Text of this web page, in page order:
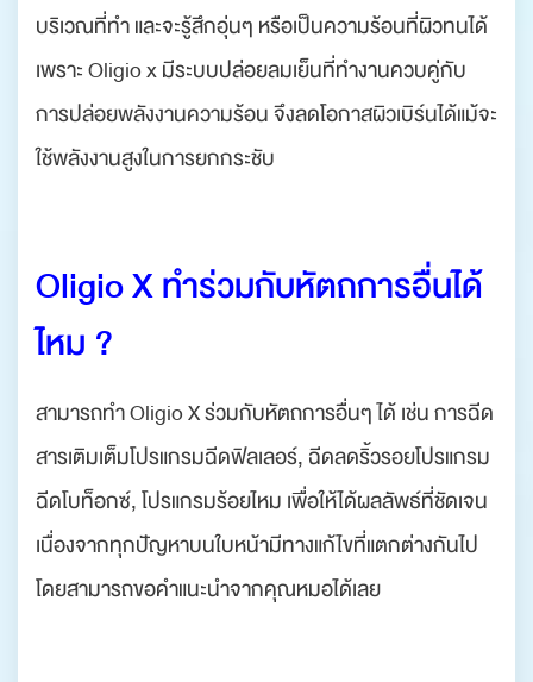
บริเวณที่ทำ และจะรู้สึกอุ่นๆ หรือเป็นความร้อนที่ผิวทนได้
เพราะOligio x มีระบบปล่อยลมเย็นที่ทำงานควบคู่กับ
การปล่อยพลังงานความร้อน จึงลดโอกาสผิวเบิร์นได้แม้จะ
ใช้พลังงานสูงในการยกกระชับ
Oligio X ทำร่วมกับหัตถการอื่นได้
ไหม ?
สามารถทำ Oligio X ร่วมกับหัตถการอื่นๆ ได้ เช่น การฉีด
สารเติมเต็มโปรแกรมฉีดฟิลเลอร์, ฉีดลดริ้วรอยโปรแกรม
ฉีดโบท็อกซ์, โปรแกรมร้อยไหม เพื่อให้ได้ผลลัพธ์ที่ชัดเจน
เนื่องจากทุกปัญหาบนใบหน้ามีทางแก้ไขที่แตกต่างกันไป
โดยสามารถขอคำแนะนำจากคุณหมอได้เลย